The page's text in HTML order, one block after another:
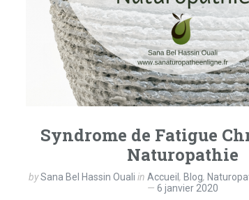
Syndrome de Fatigue
Naturopathie
bySana Bel Hassin Ouali in Accueil , Blog,
6 janvier 2020